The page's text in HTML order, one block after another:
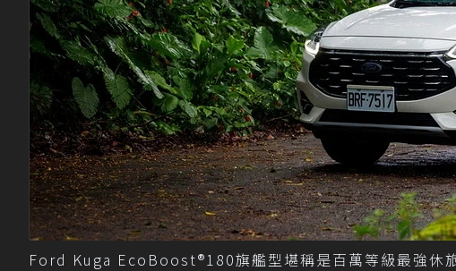
Ford Kuga EcoBoost®180旗艦型堪稱是百萬等級最強休